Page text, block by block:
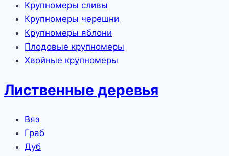
Крупномеры сливы
Крупномеры черешни
Крупномеры яблони
Плодовые крупномеры
Хвойные крупномеры
Лиственные деревья
Вяз
Граб
Дуб